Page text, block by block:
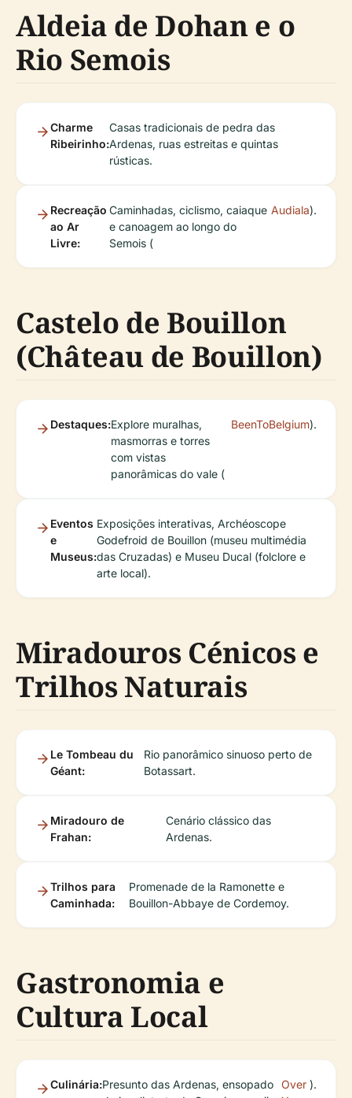
Aldeia de Dohan e o
Rio Semois
Charme
Ribeirinho:
Casas tradicionais de pedra das
Ardenas, ruas estreitas e quintas
rústicas.
Recreação
ao Ar
Livre:
Caminhadas, ciclismo, caiaque
e canoagem ao longo do
Semois (
Audiala).
Castelo de Bouillon
(Château de Bouillon)
Destaques:Explore muralhas,
masmorras e torres
com vistas
panorâmicas do vale (
BeenToBelgium).
Eventos
e
Museus:
Exposições interativas, Archéoscope
Godefroid de Bouillon (museu multimédia
das Cruzadas) e Museu Ducal (folclore e
arte local).
Miradouros Cénicos e
Trilhos Naturais
Le Tombeau du
Géant:
Rio panorâmico sinuoso perto de
Botassart.
Miradouro de
Frahan:
Cenário clássico das
Ardenas.
Trilhos para
Caminhada:
Promenade de la Ramonette e
Bouillon-Abbaye de Cordemoy.
Gastronomia e
Cultura Local
Culinária:Presunto das Ardenas, ensopado Over ).